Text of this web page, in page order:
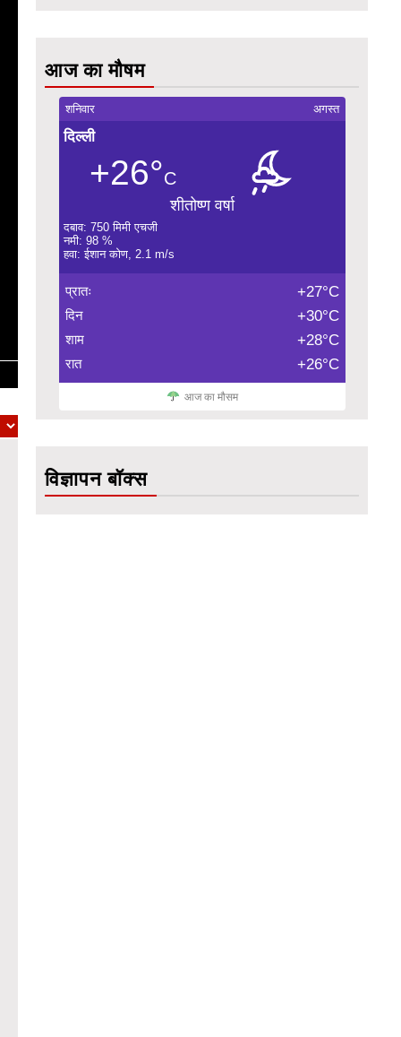
आज का मौषम
शनिवार अगस्त
दिल्ली
+26°C
शीतोष्ण वर्षा
दबाव: 750 मिमी एचजी
नमी: 98 %
हवा: ईशान कोण, 2.1 m/s
प्रातः +27°C
दिन +30°C
शाम +28°C
रात +26°C
आज का मौसम
विज्ञापन बॉक्स